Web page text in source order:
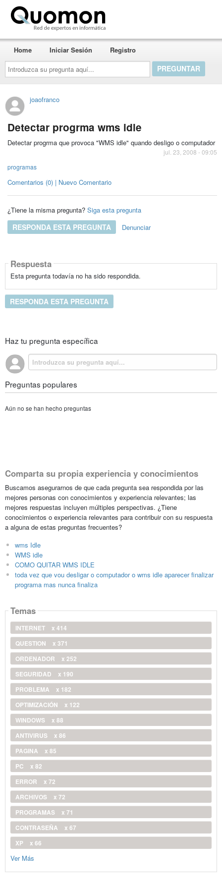
Introduzca
su
pregunta
aquí...
Home Iniciar Sesión Registro
joaofranco
Detectar progrma wms idle
Detectar progrma que provoca "WMS idle" quando desligo o computador
jul. 23, 2008 - 09:05
programas
Comentarios (0) | Nuevo Comentario
¿Tiene la misma pregunta? Siga esta pregunta
RESPONDA ESTA PREGUNTA Denunciar
Respuesta
Esta pregunta todavía no ha sido respondida.
RESPONDA ESTA PREGUNTA
Haz tu pregunta específica
Preguntas populares
Aún no se han hecho preguntas
Comparta su propia experiencia y conocimientos
Buscamos asegurarnos de que cada pregunta sea respondida por las
mejores personas con conocimientos y experiencia relevantes; las
mejores respuestas incluyen múltiples perspectivas. ¿Tiene
conocimientos o experiencia relevantes para contribuir con su respuesta
a alguna de estas preguntas frecuentes?
wms Idle
WMS idle
COMO QUITAR WMS IDLE
toda vez que vou desligar o computador o wms idle aparecer finalizar
programa mas nunca finaliza
Temas
INTERNET
x 414
QUESTION
x 371
ORDENADOR
x 252
SEGURIDAD
x 190
PROBLEMA
x 182
OPTIMIZACIÓN
x 122
WINDOWS
x 88
ANTIVIRUS
x 86
PAGINA
x 85
PC
x 82
ERROR
x 72
ARCHIVOS
x 72
PROGRAMAS
x 71
CONTRASEÑA
x 67
XP
x 66
Ver Más